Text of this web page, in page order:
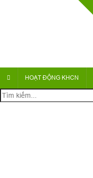
HOẠT ĐỘNG KHCN